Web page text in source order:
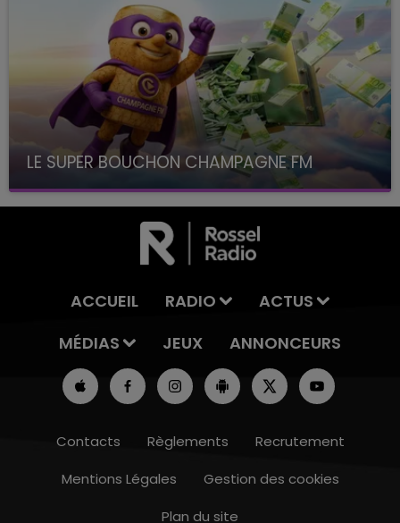
LE SUPER BOUCHON CHAMPAGNE FM
avec La Famille Champagne FM, à 8H10
ACCUEIL RADIO
ACTUS
MÉDIAS
JEUX ANNONCEURS
Contacts Règlements
Recrutement
Mentions Légales
Gestion des cookies
Plan du site